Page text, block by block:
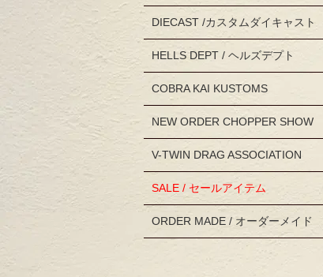
DIECAST /カスタムダイキャスト
HELLS DEPT / ヘルズデプト
COBRA KAI KUSTOMS
NEW ORDER CHOPPER SHOW
V-TWIN DRAG ASSOCIATION
SALE / セールアイテム
ORDER MADE / オーダーメイド